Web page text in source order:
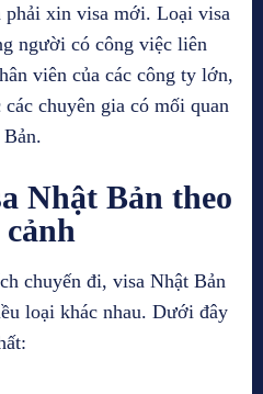
phải xin visa mới. Loại visa
người có công việc liên
viên của các công ty lớn,
chuyên gia có mối quan
Nhật Bản theo
chuyến đi, visa Nhật Bản
loại khác nhau. Dưới đây